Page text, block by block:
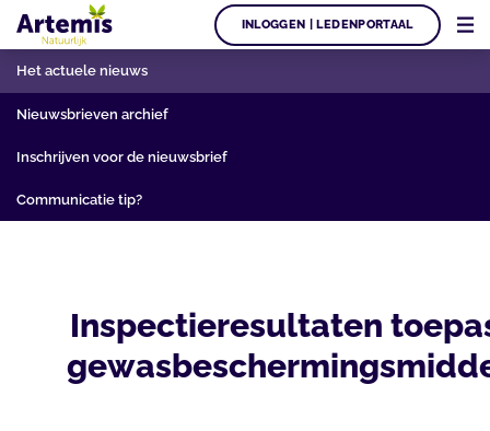
INLOGGEN | LEDENPORTAAL
Het actuele nieuws
Nieuwsbrieven archief
Inschrijven voor de nieuwsbrief
Communicatie tip?
Inspectieresultaten